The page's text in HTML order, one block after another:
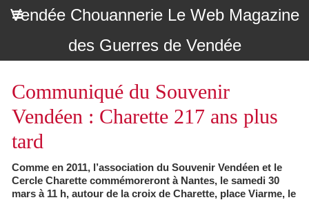
Vendée Chouannerie Le Web Magazine
des Guerres de Vendée
Communiqué du Souvenir
Vendéen : Charette 217 ans plus
tard
Comme en 2011, l’association du Souvenir Vendéen et le
Cercle Charette commémoreront à Nantes, le samedi 30
mars à 11 h, autour de la croix de Charette, place Viarme, le